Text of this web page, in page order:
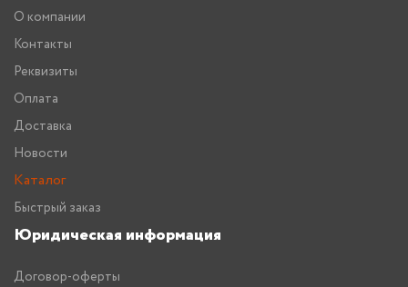
О компании
Контакты
Реквизиты
Оплата
Доставка
Новости
Каталог
Быстрый заказ
Юридическая информация
Договор-оферты